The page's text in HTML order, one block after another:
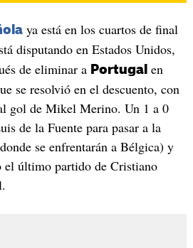
ya está en los cuartos de final
disputando en Estados Unidos,
de eliminar a Portugal en
se resolvió en el descuento, con
gol de Mikel Merino. Un 1 a 0
de la Fuente para pasar a la
se enfrentarán a Bélgica) y
el último partido de Cristiano